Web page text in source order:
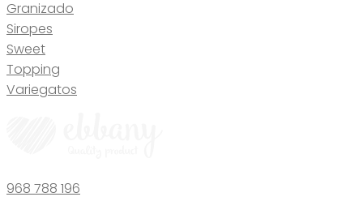
Granizado
Siropes
Sweet
Topping
Variegatos
968 788 196